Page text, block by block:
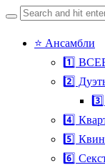
Search
for:
Skip
⭐ Ансамбли
1️⃣
2️⃣
4️⃣
5️⃣
6️⃣